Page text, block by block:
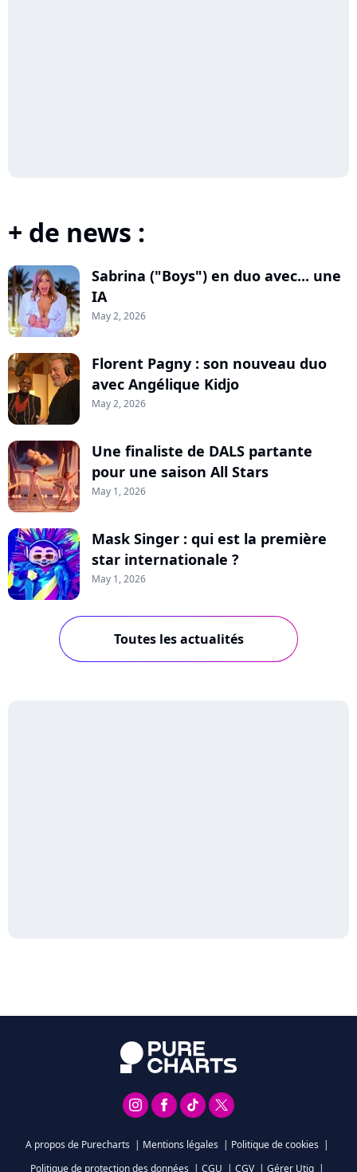
+ de news :
Sabrina ("Boys") en duo avec... une
IA
May 2, 2026
Florent Pagny : son nouveau duo
avec Angélique Kidjo
May 2, 2026
Une finaliste de DALS partante
pour une saison All Stars
May 1, 2026
Mask Singer : qui est la première
star internationale ?
May 1, 2026
Toutes les actualités
A propos de Purecharts | Mentions légales | Politique de cookies |
Politique de protection des données | CGU | CGV | Gérer Utiq |